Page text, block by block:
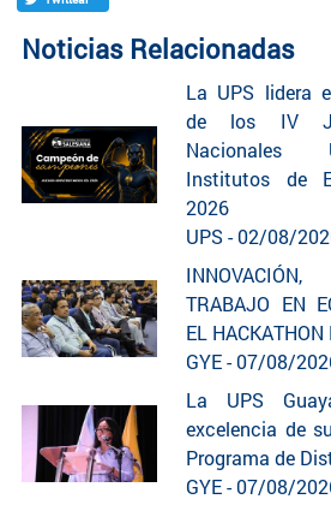
Noticias Relacionadas
La UPS lidera
de los IV
Nacionales
Institutos de
2026
UPS - 02/08/
TRABAJO EN
EL
GYE - 07/08/
La UPS
excelencia de
Programa de
GYE - 07/08/